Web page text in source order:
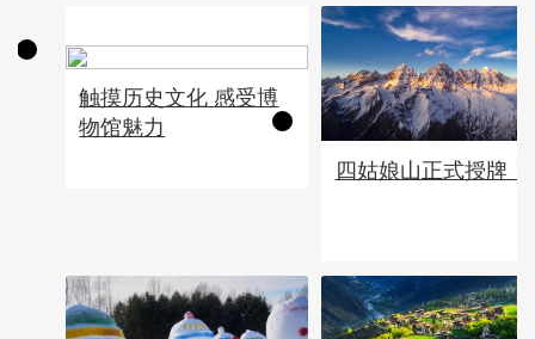
触摸历史文化 感受博
物馆魅力
四姑娘山正式授牌！